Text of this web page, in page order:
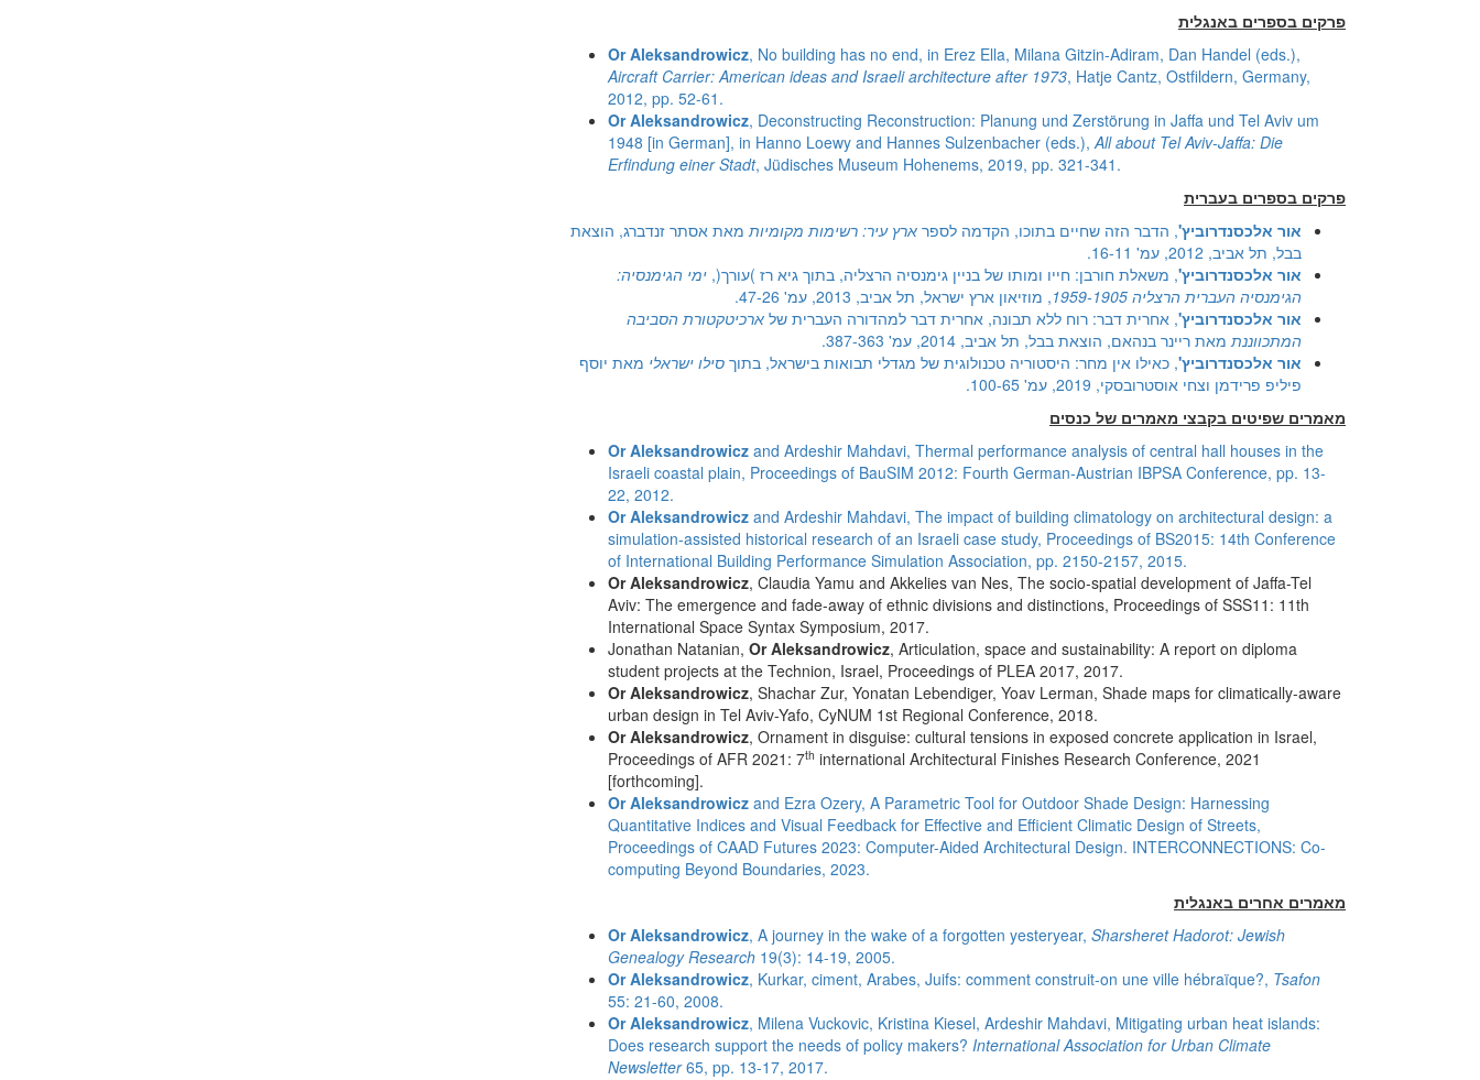
פרקים בספרים באנגלית
Or Aleksandrowicz, No building has no end, in Erez Ella, Milana Gitzin-Adiram, Dan Handel (eds.),
Aircraft Carrier: American ideas and Israeli architecture after 1973, Hatje Cantz, Ostfildern, Germany,
2012, pp. 52-61.
Or Aleksandrowicz, Deconstructing Reconstruction: Planung und Zerstörung in Jaffa und Tel Aviv um
1948 [in German], in Hanno Loewy and Hannes Sulzenbacher (eds.),All about Tel Aviv-Jaffa: Die
Erfindung einer Stadt, Jüdisches Museum Hohenems, 2019, pp. 321-341.
פרקים בספרים בעברית
אור אלכסנדרוביץ', הדבר הזה שחיים בתוכו, הקדמה לספר ארץ עיר: רשימות מקומיותמאת אסתר זנדברג, הוצאת
בבל, תל אביב, 2012, עמ' 16-11.
אור אלכסנדרוביץ', משאלת חורבן: חייו ומותו של בניין גימנסיה הרצליה, בתוך גיא רז )עורך(, ימי הגימנסיה:
הגימנסיה העברית הרצליה 1959-1905
, מוזיאון ארץ ישראל, תל אביב, 2013, עמ' 47-26.
אור אלכסנדרוביץ', אחרית דבר: רוח ללא תבונה, אחרית דבר למהדורה העברית של ארכיטקטורת הסביבה
המתכווננתמאת ריינר בנהאם, הוצאת בבל, תל אביב, 2014, עמ' 387-363.
אור אלכסנדרוביץ', כאילו אין מחר: היסטוריה טכנולוגית של מגדלי תבואות בישראל, בתוך סילו ישראלי מאת יוסף
פיליפ פרידמן וצחי אוסטרובסקי, 2019, עמ' 100-65.
מאמרים שפיטים בקבצי מאמרים של כנסים
Or Aleksandrowicz and Ardeshir Mahdavi, Thermal performance analysis of central hall houses in the
Israeli coastal plain, Proceedings of BauSIM 2012: Fourth German-Austrian IBPSA Conference, pp. 13-
22, 2012.
Or Aleksandrowicz and Ardeshir Mahdavi, The impact of building climatology on architectural design: a
simulation-assisted historical research of an Israeli case study, Proceedings of BS2015: 14th Conference
of International Building Performance Simulation Association, pp. 2150-2157, 2015.
Or Aleksandrowicz, Claudia Yamu and Akkelies van Nes, The socio-spatial development of Jaffa-Tel
Aviv: The emergence and fade-away of ethnic divisions and distinctions, Proceedings of SSS11: 11th
International Space Syntax Symposium, 2017.
Jonathan Natanian, Or Aleksandrowicz, Articulation, space and sustainability: A report on diploma
student projects at the Technion, Israel, Proceedings of PLEA 2017, 2017.
Or Aleksandrowicz, Shachar Zur, Yonatan Lebendiger, Yoav Lerman, Shade maps for climatically-aware
urban design in Tel Aviv-Yafo, CyNUM 1st Regional Conference, 2018.
Or Aleksandrowicz, Ornament in disguise: cultural tensions in exposed concrete application in Israel,
Proceedings of AFR 2021: 7th international Architectural Finishes Research Conference, 2021
[forthcoming].
Or Aleksandrowicz and Ezra Ozery, A Parametric Tool for Outdoor Shade Design: Harnessing
Quantitative Indices and Visual Feedback for Effective and Efficient Climatic Design of Streets,
Proceedings of CAAD Futures 2023: Computer-Aided Architectural Design. INTERCONNECTIONS: Co-
computing Beyond Boundaries, 2023.
מאמרים אחרים באנגלית
Or Aleksandrowicz, A journey in the wake of a forgotten yesteryear, Sharsheret Hadorot: Jewish
Genealogy Research 19(3): 14-19, 2005.
Or Aleksandrowicz, Kurkar, ciment, Arabes, Juifs: comment construit-on une ville hébraïque?, Tsafon
55: 21-60, 2008.
Or Aleksandrowicz, Milena Vuckovic, Kristina Kiesel, Ardeshir Mahdavi, Mitigating urban heat islands:
Does research support the needs of policy makers? International Association for Urban Climate
Newsletter65, pp. 13-17, 2017.